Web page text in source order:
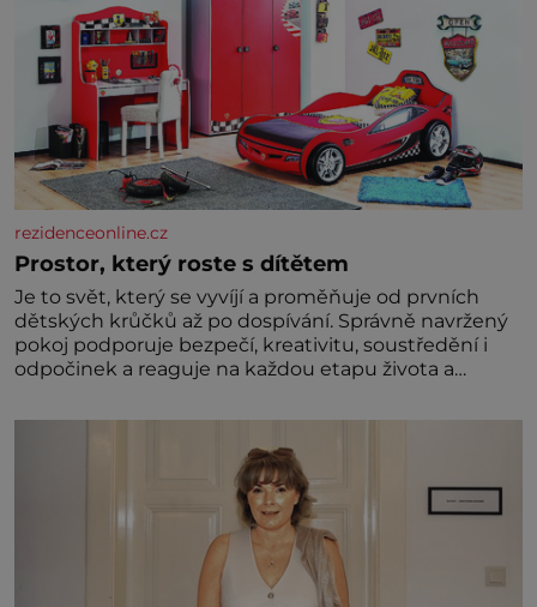
rezidenceonline.cz
Prostor, který roste s dítětem
Je to svět, který se vyvíjí a proměňuje od prvních
dětských krůčků až po dospívání. Správně navržený
pokoj podporuje bezpečí, kreativitu, soustředění i
odpočinek a reaguje na každou etapu života a
jednoduchost, měkkost a bezpečí, proto by pokoj